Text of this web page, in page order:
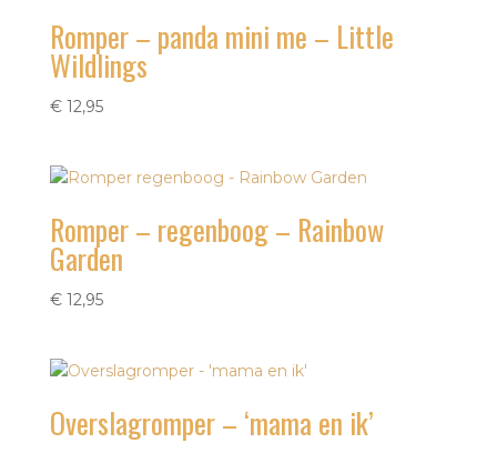
Romper – panda mini me – Little
Wildlings
€12,95
Romper – regenboog – Rainbow
Garden
€12,95
Overslagromper – ‘mama en ik’